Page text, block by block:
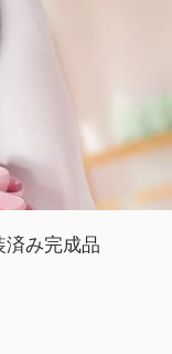
み完成品